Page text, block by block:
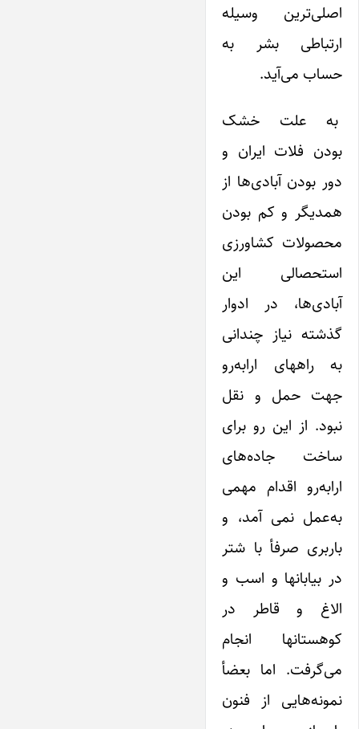
اصلی‌ترین وسیله
ارتباطی بشر به
حساب می‌آید.
به علت خشک
بودن فلات ایران و
دور بودن آبادی‌ها از
همدیگر و کم بودن
محصولات کشاورزی
استحصالی این
آبادی‌ها، در ادوار
گذشته نیاز چندانی
به راههای ارابه‌رو
جهت حمل و نقل
نبود. از این رو برای
ساخت جاده‌های
ارابه‌رو اقدام مهمی
به‌عمل نمی آمد، و
باربری صرفأ با شتر
در بیابانها و اسب و
الاغ و قاطر در
کوهستانها انجام
می‌گرفت. اما بعضأ
نمونه‌هایی از فنون